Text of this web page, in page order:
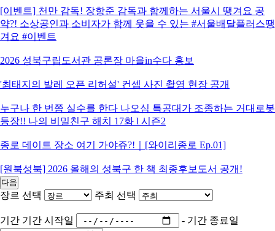
[이벤트] 천만 감독! 장항준 감독과 함께하는 서울시 땡겨요 공
약?! 소상공인과 소비자가 함께 웃을 수 있는 #서울배달플러스땡
겨요 #이벤트
2026 성북구립도서관 공론장 마을in수다 홍보
'최태지의 발레 오픈 리허설' 컨셉 사진 촬영 현장 공개
누구나 한 번쯤 실수를 한다 나오심 특공대가 조종하는 거대로봇
등장!! 나의 비밀친구 해치 17화 l 시즌2
종로 데이트 장소 여기 가야쥬?!｜[와이리종로 Ep.01]
[원북성북] 2026 올해의 성북구 한 책 최종후보도서 공개!
다음
장르 선택 주최 선택
기간 기간 시작일 - 기간 종료일